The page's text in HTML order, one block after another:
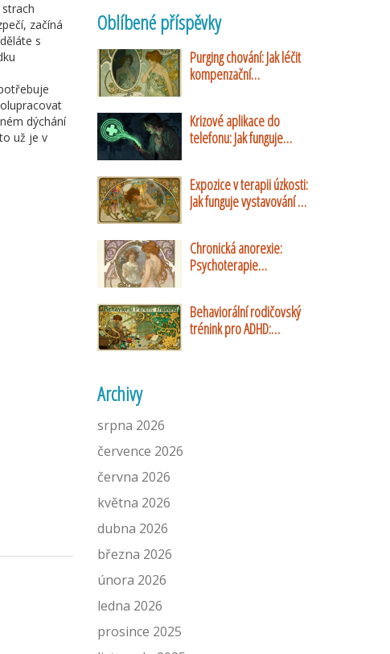
začíná
s
dýchání
už je v
Oblíbené příspěvky
Purging chování: Jak léčit
kompenzační
Krizové aplikace do
telefonu: Jak funguje
Expozice v terapii úzkosti:
Jak funguje vystavování a
Chronická anorexie:
Psychoterapie
Behaviorální rodičovský
trénink pro ADHD:
Archivy
srpna 2026
července 2026
června 2026
května 2026
dubna 2026
března 2026
února 2026
ledna 2026
prosince 2025